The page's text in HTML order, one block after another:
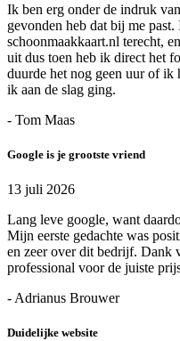
Ik ben erg onder de indruk
gevonden heb dat bij me
schoonmaakkaart.nl terecht,
uit dus toen heb ik direct het
duurde het nog geen uur of ik
ik aan de slag ging.
- Tom Maas
Google is je grootste vriend
13 juli 2026
Lang leve google, want
Mijn eerste gedachte was
en zeer over dit bedrijf. Dank
professional voor de juiste
- Adrianus Brouwer
Duidelijke website